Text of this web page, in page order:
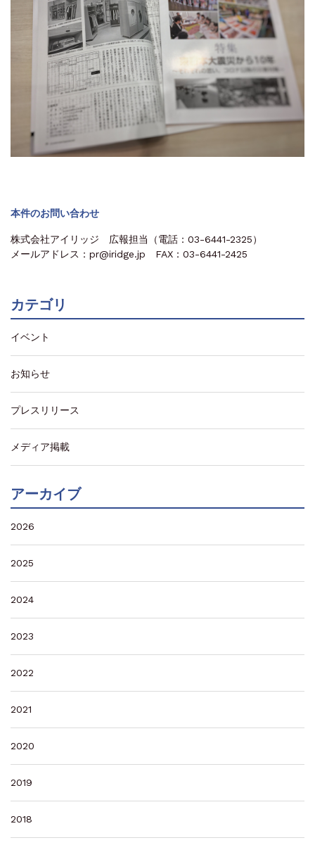
本件のお問い合わせ
株式会社アイリッジ 広報担当（電話：03-6441-2325）
メールアドレス：pr@iridge.jp FAX：03-6441-2425
カテゴリ
イベント
お知らせ
プレスリリース
メディア掲載
アーカイブ
2026
2025
2024
2023
2022
2021
2020
2019
2018